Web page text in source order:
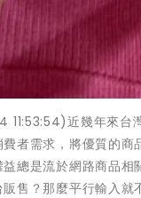
11:53:54)近幾年來台
者需求，將優質的
總是流於網路商品
售？那麼平行輸入